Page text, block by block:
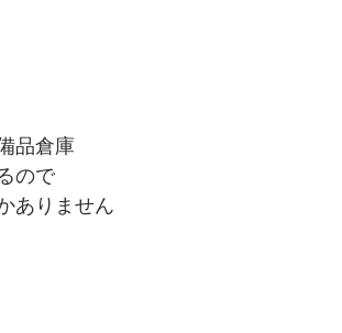
品倉庫
ので
ありません